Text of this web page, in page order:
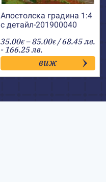
Апостолска градина 1:4
с детайл-201900040
35.00€ –85.00€Price
range:
35.00€
through
85.00€
/ 68.45 лв.
- 166.25 лв.
виж